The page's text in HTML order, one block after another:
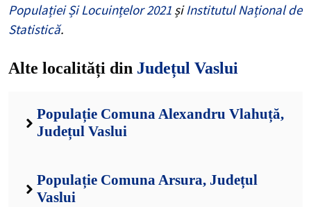
Populației Și Locuințelor 2021 șiInstitutul Național de
Statistică.
Alte localități din Județul Vaslui
Populație Comuna Alexandru Vlahuță,
Județul Vaslui
Populație Comuna Arsura, Județul
Vaslui